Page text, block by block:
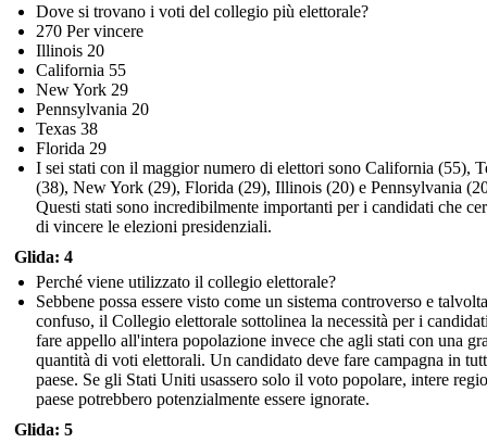
Dove si trovano i voti del collegio più elettorale?
270 Per vincere
Illinois 20
California 55
New York 29
Pennsylvania 20
Texas 38
Florida 29
I sei stati con il maggior numero di elettori sono California (55),
(38), New York (29), Florida (29), Illinois (20) e Pennsylvania
Questi stati sono incredibilmente importanti per i candidati che
di vincere le elezioni presidenziali.
Glida: 4
Perché viene utilizzato il collegio elettorale?
Sebbene possa essere visto come un sistema controverso e talvolta
confuso, il Collegio elettorale sottolinea la necessità per i
fare appello all'intera popolazione invece che agli stati con una
quantità di voti elettorali. Un candidato deve fare campagna in
paese. Se gli Stati Uniti usassero solo il voto popolare, intere
paese potrebbero potenzialmente essere ignorate.
Glida: 5